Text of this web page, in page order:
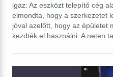
igaz: Az eszközt telepítő cég
elmondta, hogy a szerkezetet
jóval azelőtt, hogy az épületet
kezdték el használni. A neten